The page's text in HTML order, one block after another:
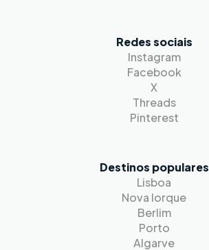
Redes sociais
Instagram
Facebook
X
Threads
Pinterest
Destinos populares
Lisboa
Nova Iorque
Berlim
Porto
Algarve